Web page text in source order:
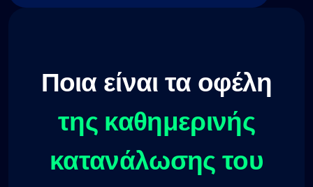
αιτιολογικούς μηχανισμούς,
ινσουλίνης και χολινεργικής
Ποια είναι τα οφέλη
της καθημερινής
κατανάλωσης του